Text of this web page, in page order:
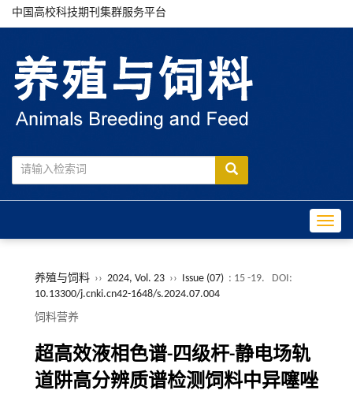
中国高校科技期刊集群服务平台
养殖与饲料 ›› 2024, Vol. 23 ›› Issue (07) : 15 -19.
DOI:
10.13300/j.cnki.cn42-1648/s.2024.07.004
饲料营养
超高效液相色谱-四级杆-静电场轨
道阱高分辨质谱检测饲料中异噻唑